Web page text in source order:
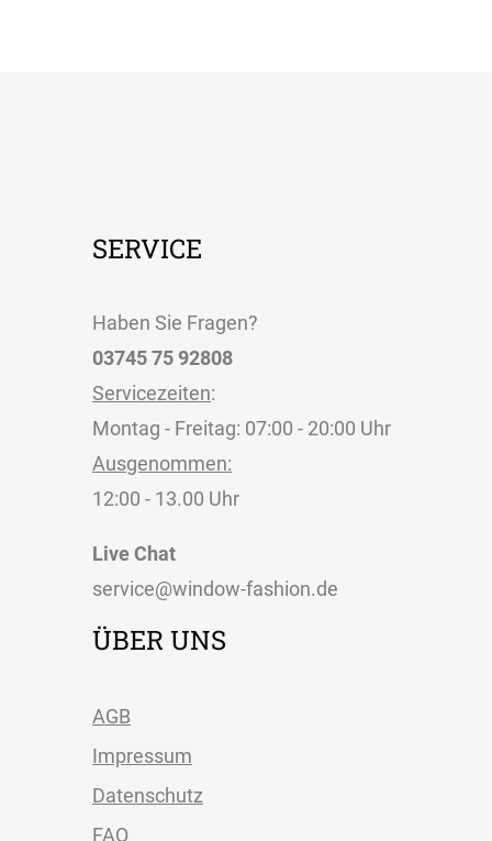
SERVICE
Haben Sie Fragen?
03745 75 92808
Servicezeiten:
Montag - Freitag: 07:00 - 20:00 Uhr
Ausgenommen:
12:00 - 13.00 Uhr
Live Chat
service@window-fashion.de
ÜBER UNS
AGB
Impressum
Datenschutz
FAQ